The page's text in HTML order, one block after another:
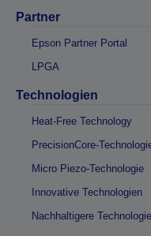
Partner
Epson Partner Portal
LPGA
Technologien
Heat-Free Technology
PrecisionCore-
Micro Piezo-Technologie
Innovative Technologien
Nachhaltigere